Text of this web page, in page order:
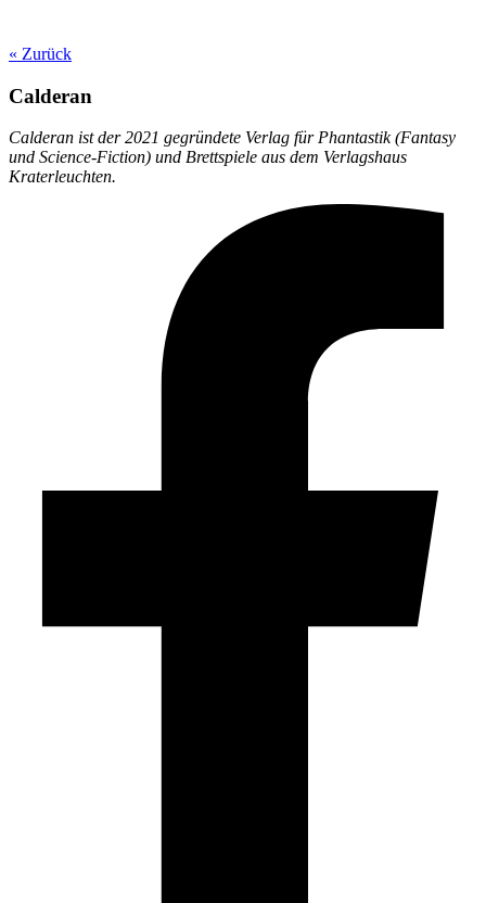
« Zurück
Calderan
Calderan ist der 2021 gegründete Verlag für Phantastik (Fantasy
und Science-Fiction) und Brettspiele aus dem Verlagshaus
Kraterleuchten.